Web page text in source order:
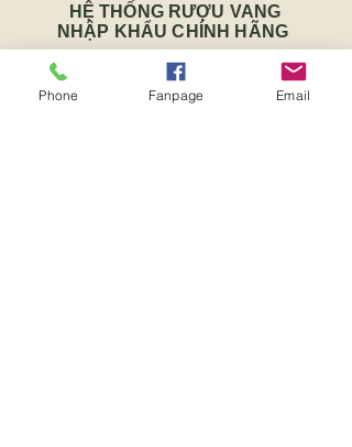
HỆ THỐNG RƯỢU VANG
NHẬP KHẨU CHÍNH HÃNG
Số 19 Hoa Sứ, Phường 7, Quận
Phú Nhuận, TP.HCM
Phone Fanpage Email